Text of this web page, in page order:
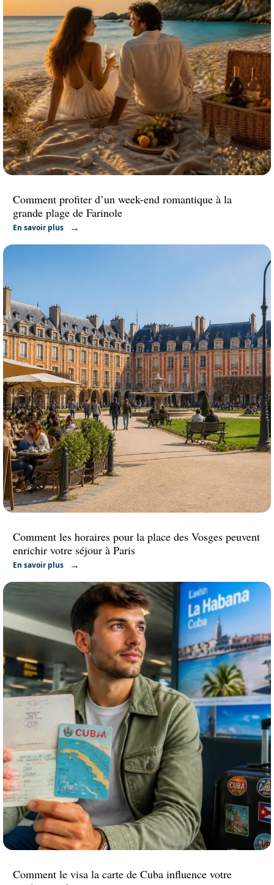
Comment profiter d’un week-end romantique à la
grande plage de Farinole
En savoir plus
Comment les horaires pour la place des Vosges peuvent
enrichir votre séjour à Paris
En savoir plus
Comment le visa la carte de Cuba influence votre